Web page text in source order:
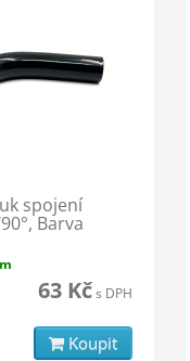
spojení
Barva
63 Kčs DPH
Koupit